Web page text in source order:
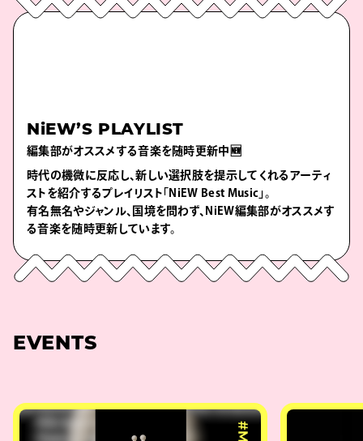
NiEW’S PLAYLIST
編集部がオススメする音楽を随時更新中🆕
時代の機微に反応し、新しい選択肢を提示してくれるアーティ
ストを紹介するプレイリスト「NiEW Best Music」。
有名無名やジャンル、国境を問わず、NiEW編集部がオススメす
る音楽を随時更新しています。
EVENTS